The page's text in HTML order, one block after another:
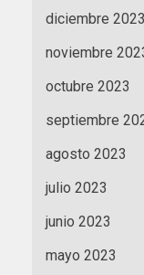
diciembre 2023
noviembre
octubre 2023
septiembre
agosto 2023
julio 2023
junio 2023
mayo 2023